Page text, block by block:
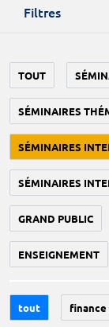
Filtres
TOUT
SÉMINAIRES
SÉMINAIRES
SÉMINAIRES
GRAND PUBLIC
ENSEIGNEMENT
tout finance